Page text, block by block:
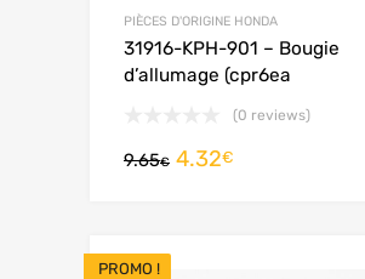
PIÈCES D'ORIGINE HONDA
31916-KPH-901 – Bougie
d’allumage (cpr6ea
(0 reviews)
9.65€ 4.32€
PROMO !